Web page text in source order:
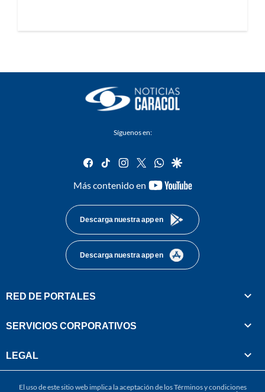
Síguenos en:
facebook
tiktok instagram
twitterwhatsapp
google
Más contenido en
youtube-
Descarga nuestra app en
Descarga nuestra app en
RED DE PORTALES
SERVICIOS CORPORATIVOS
LEGAL
El uso de este sitio web implica la aceptación de losTérminos y condiciones